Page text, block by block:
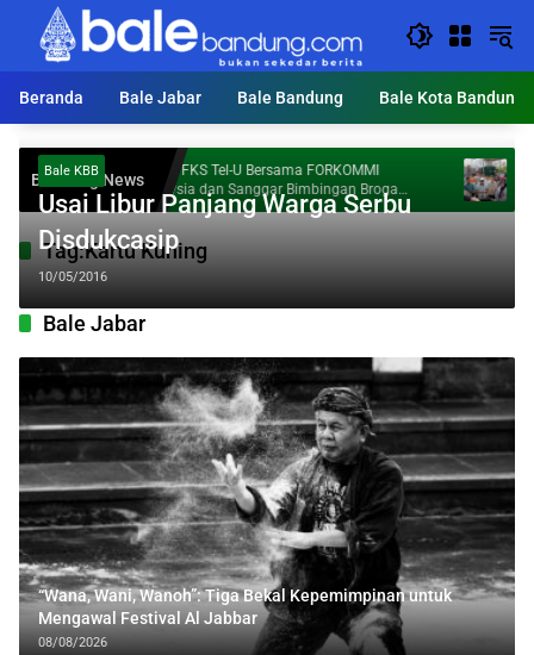
Langsung
konten
Beranda
Bale Jabar Bale Bandung Bale Kota Bandung
Breaking NewsDosen FKS Tel-U Bersama FORKOMMI
Malaysia dan Sanggar Bimbingan Broga
Perkuat Kolaborasi Internasional melalui
Pengabdian kepada Masyarakat
KDS
Ton
Tag:Kartu Kuning
Bale KBB
Usai Libur Panjang Warga Serbu
Disdukcasip
10/05/2016
Bale Jabar
“Wana, Wani, Wanoh”: Tiga Bekal Kepemimpinan untuk
Mengawal Festival Al Jabbar
08/08/2026